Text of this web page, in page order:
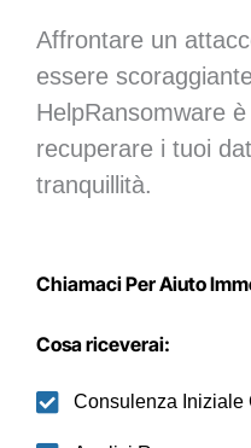
Affrontare un
essere
HelpRansomware
recuperare i tuoi
tranquillità.
Chiamaci Per Aiuto
Cosa riceverai:
Consulenza Iniziale